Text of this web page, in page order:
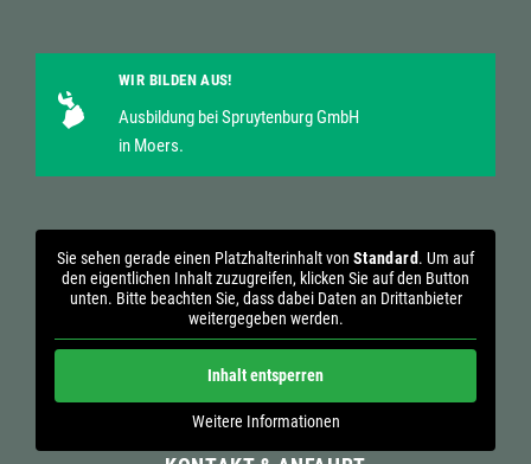
WIR BILDEN AUS!
Ausbildung bei Spruytenburg GmbH
in Moers.
Sie sehen gerade einen Platzhalterinhalt von Standard. Um auf
den eigentlichen Inhalt zuzugreifen, klicken Sie auf den Button
unten. Bitte beachten Sie, dass dabei Daten an Drittanbieter
weitergegeben werden.
Inhalt entsperren
Weitere Informationen